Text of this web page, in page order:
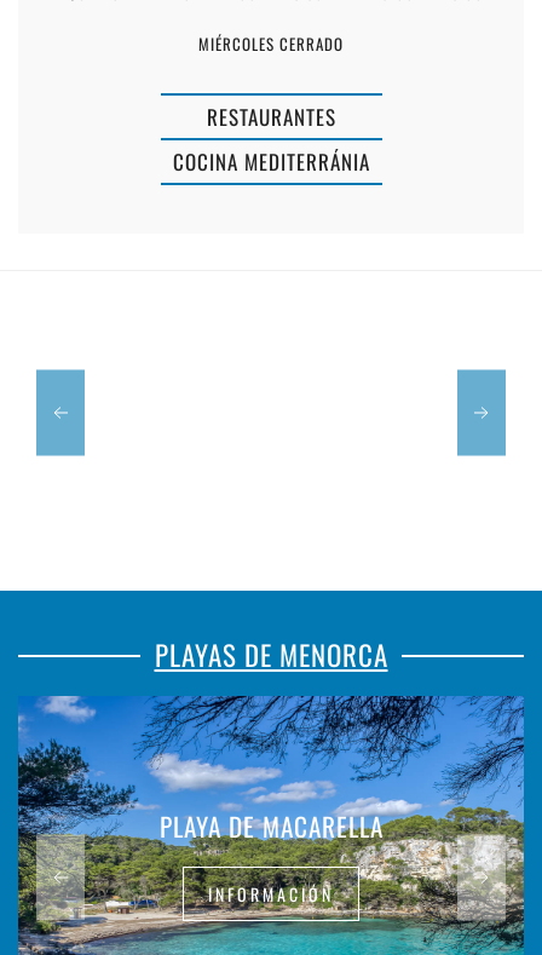
MIÉRCOLES CERRADO
RESTAURANTES
COCINA MEDITERRÁNIA
RESTAURANTE
PIZZERÍA
SA
PLAYAS DE MENORCA
PLAYA DE MACARELLA
INFORMACIÓN